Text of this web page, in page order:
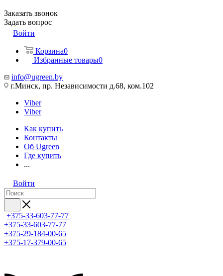
Заказать звонок
Задать вопрос
Войти
Корзина0
Избранные товары0
info@ugreen.by
г.Минск, пр. Независимости д.68, ком.102
Viber
Viber
Как купить
Контакты
Об Ugreen
Где купить
...
Войти
+375-33-603-77-77
+375-33-603-77-77
+375-29-184-00-65
+375-17-379-00-65